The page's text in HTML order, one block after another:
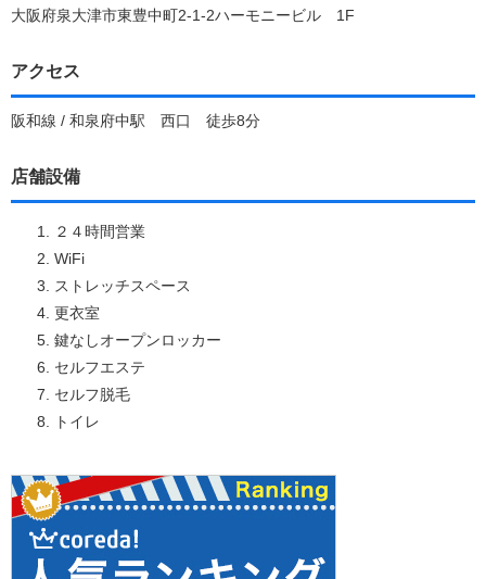
大阪府泉大津市東豊中町2-1-2ハーモニービル 1F
アクセス
阪和線 / 和泉府中駅 西口 徒歩8分
店舗設備
２４時間営業
WiFi
ストレッチスペース
更衣室
鍵なしオープンロッカー
セルフエステ
セルフ脱毛
トイレ